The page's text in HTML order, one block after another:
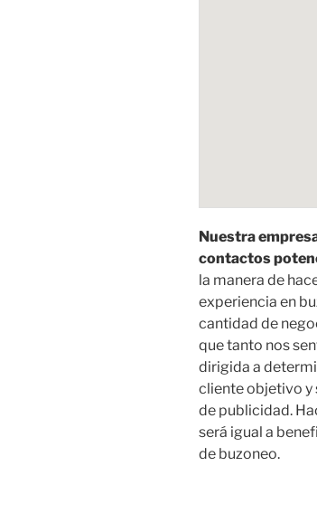
Nuestra
contactos
la manera de
experiencia en
cantidad de
que tanto nos
dirigida a
cliente objetivo y
de publicidad.
será igual a
de buzoneo.